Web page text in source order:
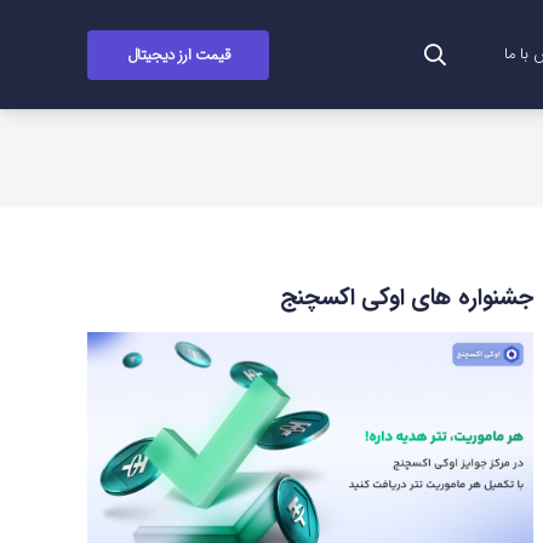
با ما قیمت ارز دیجیتال
جشنواره های اوکی اکسچنج